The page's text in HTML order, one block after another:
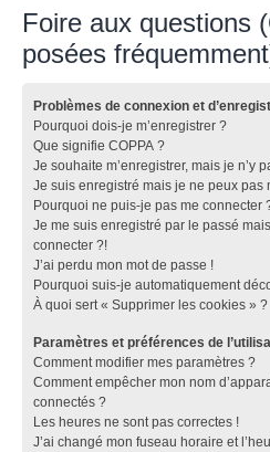
Foire aux questions
posées
Problèmes de connexion et
Pourquoi dois-je m’enregistrer ?
Que signifie COPPA ?
Je souhaite m’enregistrer, mais je n’y
Je suis enregistré mais je ne peux pas
Pourquoi ne puis-je pas me connecter
Je me suis enregistré par le passé
connecter ?!
J’ai perdu mon mot de passe !
Pourquoi suis-je automatiquement
À quoi sert « Supprimer les cookies » ?
Paramètres et préférences de
Comment modifier mes paramètres ?
Comment empêcher mon nom
connectés ?
Les heures ne sont pas correctes !
J’ai changé mon fuseau horaire et